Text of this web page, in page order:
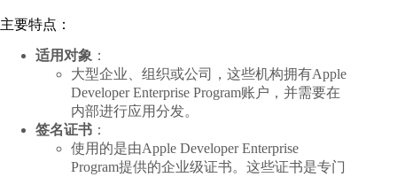
主要特点：
适用对象 ：
大型企业、组织或公司，这些机构拥有Apple
Developer Enterprise Program账户，并需要在
内部进行应用分发。
签名证书 ：
使用的是由Apple Developer Enterprise
Program提供的企业级证书。这些证书是专门